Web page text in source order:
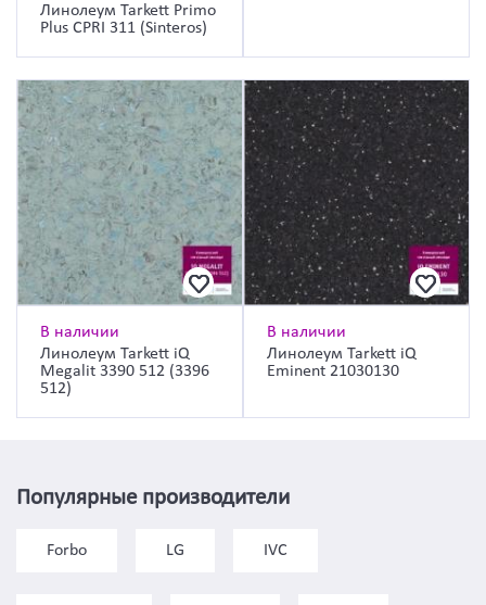
Линолеум Tarkett Primo
Plus CPRI 311 (Sinteros)
В наличии
Линолеум Tarkett iQ
Megalit 3390 512 (3396
512)
В наличии
Линолеум Tarkett iQ
Eminent 21030130
Популярные производители
Forbo LG IVC